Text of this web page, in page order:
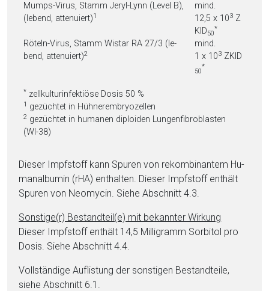
Mumps-Vi­rus, Stamm Jeryl-Lynn (Level B),
(le­bend, atte­nu­iert)1
mind.
12,5 x 103 Z
KID50
*
Röteln-Vi­rus, Stamm Wis­tar RA 27/3 (le­
bend, atte­nu­iert)2
mind.
1 x 103 ZKID
50
*
* zellkulturinfektiöse Do­sis 50 %
1 gezüchtet in Hühnerem­bryozellen
2 gezüchtet in hu­manen diploiden Lungenfibroblasten
(WI-38)
Dieser Impfstoff kann Spu­ren von re­kom­bi­nan­tem Hu­
man­al­bu­min (rHA) enthalten. Dieser Impfstoff enthält
Spu­ren von Neo­my­cin. Siehe Abschnitt 4.3.
Sonstige(r) Be­stand­teil(e) mit bekannter Wirkung
Dieser Impfstoff enthält 14,5 Milligramm Sor­bi­tol pro
Do­sis. Siehe Abschnitt 4.4.
Vollständige Auflistung der sonstigen Be­stand­tei­le,
siehe Abschnitt 6.1.